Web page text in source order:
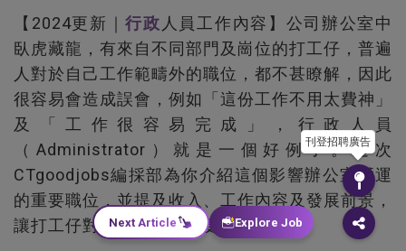
【2024更新｜行政 人員工作內容】公司辦公室中
臥虎藏龍，有來自不同部門及崗位的打工仔，普遍
人對於自己工作範疇外的職位，都不甚瞭解，因此
很容易會造成誤會，例如「這份工作不用太費神」
及「工作很容易完成」，行政人員
（Administrator）就是一個好例子。這次
CTgoodjobs編採部為你介紹這個影響辦公室營運
的重要職位，並提及收入、工作內容及發展前景，
讓打工仔對行政人員認識更多。
刊登招聘廣告
Next Article Explore Job